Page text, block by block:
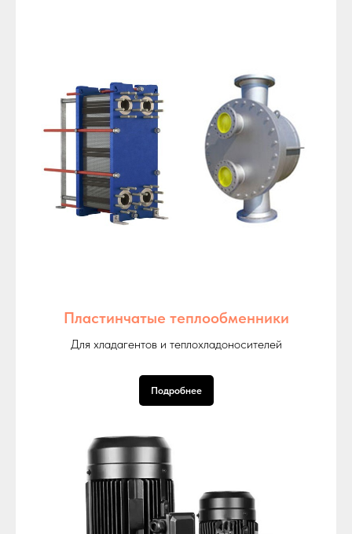
Пластинчатые теплообменники
Для хладагентов и теплохладоносителей
Подробнее